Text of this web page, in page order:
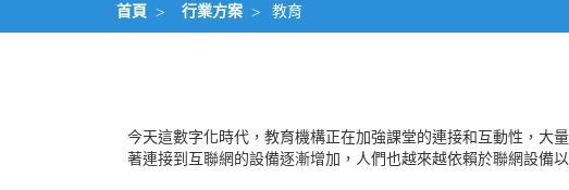
首頁 > 行業方案 > 教育
今天這數字化時代，教育機構正在加強課堂的連接和互動性，大
著連接到互聯網的設備逐漸增加，人們也越來越依賴於聯網設備